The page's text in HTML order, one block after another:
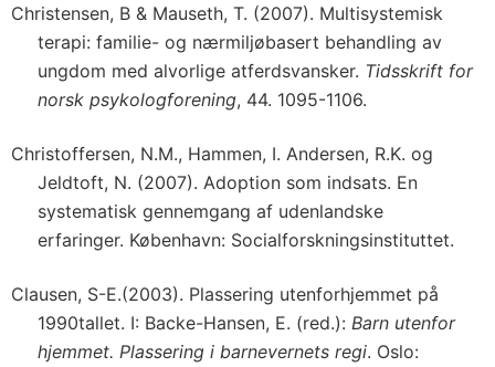
Christensen, B & Mauseth, T. (2007). Multisystemisk
terapi: familie- og nærmiljøbasert behandling av
ungdom med alvorlige atferdsvansker. Tidsskrift for
norsk psykologforening, 44. 1095-1106.
Christoffersen, N.M., Hammen, I. Andersen, R.K. og
Jeldtoft, N. (2007). Adoption som indsats. En
systematisk gennemgang af udenlandske
erfaringer. København: Socialforskningsinstituttet.
Clausen, S-E.(2003). Plassering utenforhjemmet på
1990tallet. I: Backe-Hansen, E. (red.): Barn utenfor
hjemmet. Plassering i barnevernets regi. Oslo: